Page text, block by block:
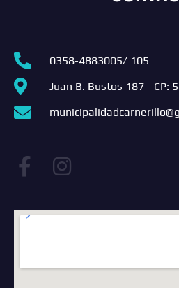
0358-4883005/ 105
Juan B. Bustos 187 - CP: